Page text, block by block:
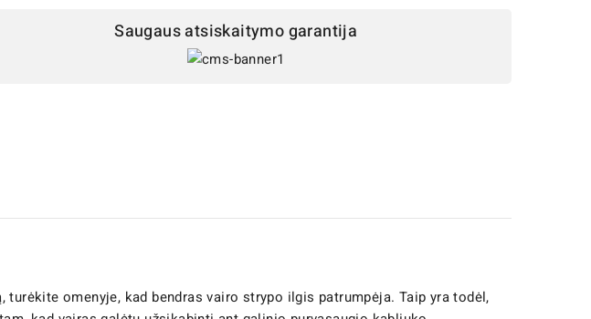
Saugaus atsiskaitymo garantija
omenyje, kad bendras vairo strypo ilgis patrumpėja. Taip yra todėl,